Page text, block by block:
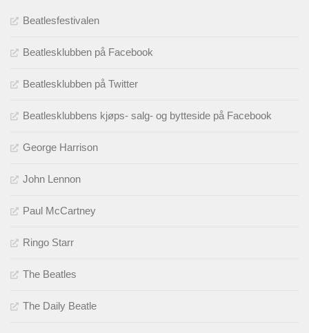
Beatlesfestivalen
Beatlesklubben på Facebook
Beatlesklubben på Twitter
Beatlesklubbens kjøps- salg- og bytteside på Facebook
George Harrison
John Lennon
Paul McCartney
Ringo Starr
The Beatles
The Daily Beatle